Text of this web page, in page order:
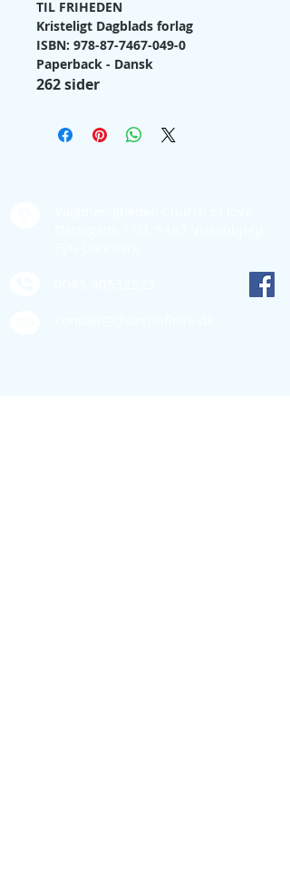
TIL FRIHEDEN
Kristeligt Dagblads forlag
ISBN: 978-87-7467-049-0
Paperback - Dansk
262 sider